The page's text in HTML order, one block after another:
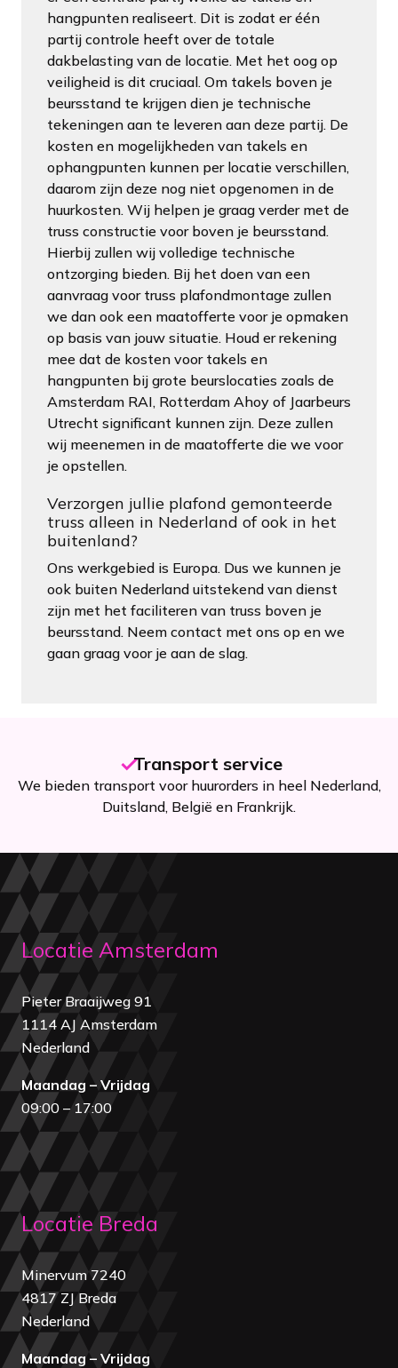
hangpunten realiseert. Dit is zodat er één
partij controle heeft over de totale
dakbelasting van de locatie. Met het oog op
veiligheid is dit cruciaal. Om takels boven je
beursstand te krijgen dien je technische
tekeningen aan te leveren aan deze partij. De
kosten en mogelijkheden van takels en
ophangpunten kunnen per locatie verschillen,
daarom zijn deze nog niet opgenomen in de
huurkosten. Wij helpen je graag verder met de
truss constructie voor boven je beursstand.
Hierbij zullen wij volledige technische
ontzorging bieden. Bij het doen van een
aanvraag voor truss plafondmontage zullen
we dan ook een maatofferte voor je opmaken
op basis van jouw situatie. Houd er rekening
mee dat de kosten voor takels en
hangpunten bij grote beurslocaties zoals de
Amsterdam RAI, Rotterdam Ahoy of Jaarbeurs
Utrecht significant kunnen zijn. Deze zullen
wij meenemen in de maatofferte die we voor
je opstellen.
Verzorgen jullie plafond gemonteerde
truss alleen in Nederland of ook in het
buitenland?
Ons werkgebied is Europa. Dus we kunnen je
ook buiten Nederland uitstekend van dienst
zijn met het faciliteren van truss boven je
beursstand. Neem contact met ons op en we
gaan graag voor je aan de slag.
Transport service
We bieden transport voor huurorders in heel Nederland,
Duitsland, België en Frankrijk.
Locatie Amsterdam
Pieter Braaijweg 91
1114 AJ Amsterdam
Nederland
Maandag – Vrijdag
09:00 – 17:00
Locatie Breda
Minervum 7240
4817 ZJ Breda
Nederland
Maandag – Vrijdag